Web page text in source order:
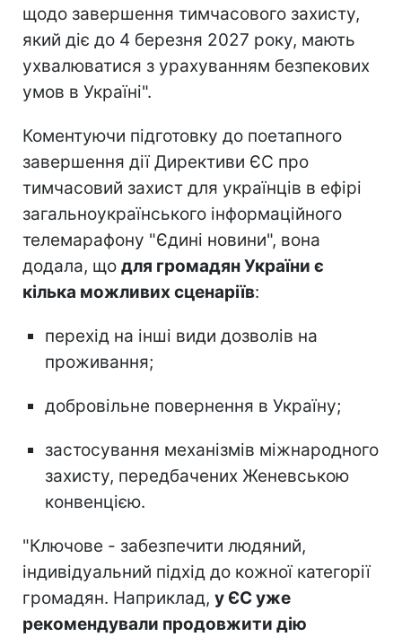
щодо завершення тимчасового захисту,
який діє до 4 березня 2027 року, мають
ухвалюватися з урахуванням безпекових
умов в Україні".
Коментуючи підготовку до поетапного
завершення дії Директиви ЄС про
тимчасовий захист для українців в ефірі
загальноукраїнського інформаційного
телемарафону "Єдині новини", вона
додала, що для громадян України є
кілька можливих сценаріїв:
перехід на інші види дозволів на
проживання;
добровільне повернення в Україну;
застосування механізмів міжнародного
захисту, передбачених Женевською
конвенцією.
"Ключове - забезпечити людяний,
індивідуальний підхід до кожної категорії
громадян. Наприклад, у ЄС уже
рекомендували продовжити дію